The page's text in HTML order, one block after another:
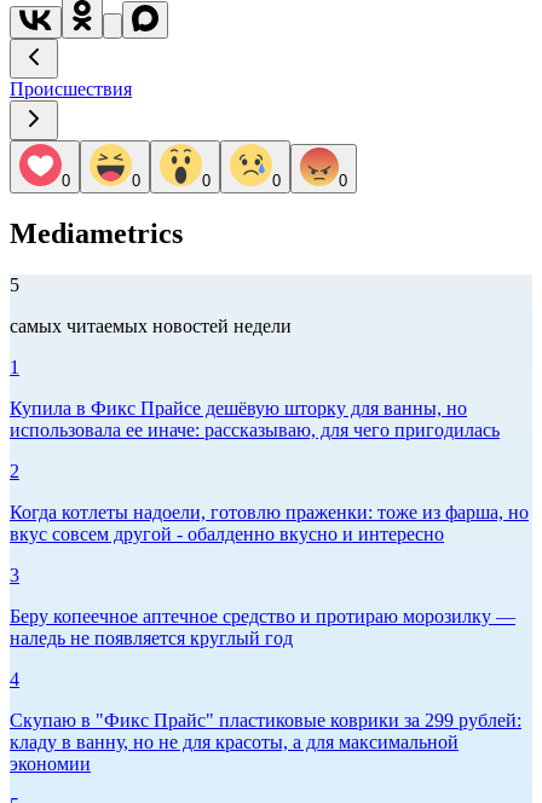
Происшествия
0 0 0 0 0
Mediametrics
5
самых читаемых новостей недели
1
Купила в Фикс Прайсе дешёвую шторку для ванны, но
использовала ее иначе: рассказываю, для чего пригодилась
2
Когда котлеты надоели, готовлю праженки: тоже из фарша, но
вкус совсем другой - обалденно вкусно и интересно
3
Беру копеечное аптечное средство и протираю морозилку —
наледь не появляется круглый год
4
Скупаю в "Фикс Прайс" пластиковые коврики за 299 рублей:
кладу в ванну, но не для красоты, а для максимальной
экономии